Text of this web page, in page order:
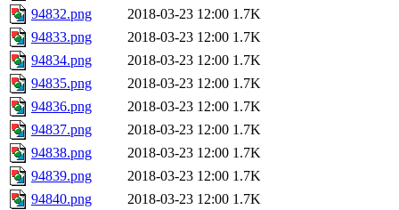
94832.png
2018-03-23 12:00 1.7K
94833.png
2018-03-23 12:00 1.7K
94834.png
2018-03-23 12:00 1.7K
94835.png
2018-03-23 12:00 1.7K
94836.png
2018-03-23 12:00 1.7K
94837.png
2018-03-23 12:00 1.7K
94838.png
2018-03-23 12:00 1.7K
94839.png
2018-03-23 12:00 1.7K
94840.png
2018-03-23 12:00 1.7K